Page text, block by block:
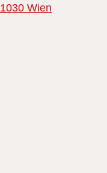
1030 Wien